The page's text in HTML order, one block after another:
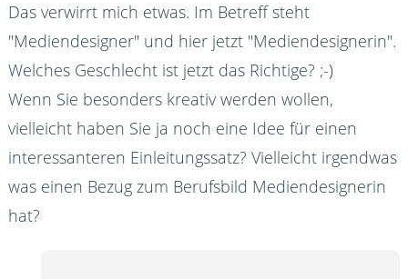
Das verwirrt mich etwas. Im Betreff steht
"Mediendesigner" und hier jetzt "Mediendesignerin".
Welches Geschlecht ist jetzt das Richtige? ;-)
Wenn Sie besonders kreativ werden wollen,
vielleicht haben Sie ja noch eine Idee für einen
interessanteren Einleitungssatz? Vielleicht irgendwas
was einen Bezug zum Berufsbild Mediendesignerin
hat?